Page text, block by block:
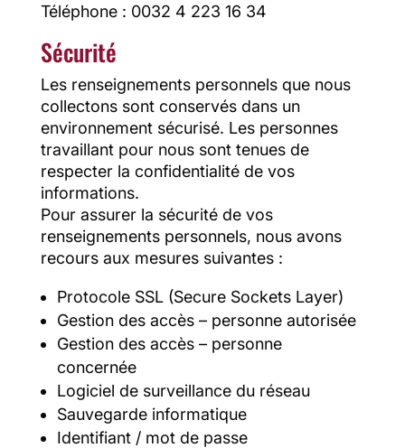
Téléphone : 0032 4 223 16 34
Sécurité
Les renseignements personnels que nous
collectons sont conservés dans un
environnement sécurisé. Les personnes
travaillant pour nous sont tenues de
respecter la confidentialité de vos
informations.
Pour assurer la sécurité de vos
renseignements personnels, nous avons
recours aux mesures suivantes :
Protocole SSL (Secure Sockets Layer)
Gestion des accès – personne autorisée
Gestion des accès – personne
concernée
Logiciel de surveillance du réseau
Sauvegarde informatique
Identifiant / mot de passe